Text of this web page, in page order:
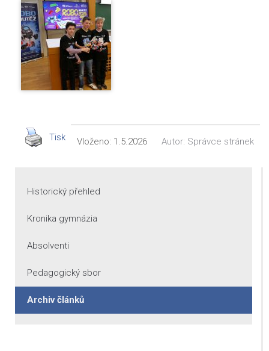
Tisk Vloženo: 1.5.2026 Autor: Správce stránek
Historický přehled
Kronika gymnázia
Absolventi
Pedagogický sbor
Archiv článků